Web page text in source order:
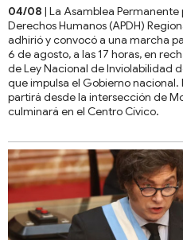
04/08 | La Asamblea Permanente
Derechos Humanos (APDH)
adhirió y convocó a una marcha
6 de agosto, a las 17 horas, en
de Ley Nacional de Inviolabilidad
que impulsa el Gobierno nacional.
partirá desde la intersección de
culminará en el Centro Cívico.